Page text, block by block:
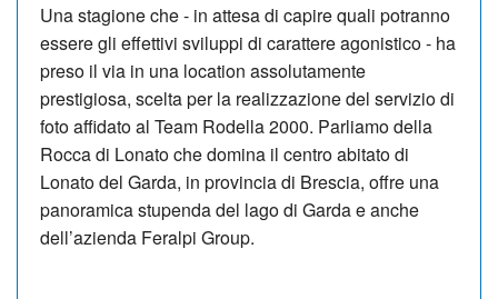
Una stagione che - in attesa di capire quali potranno
essere gli effettivi sviluppi di carattere agonistico - ha
preso il via in una location assolutamente
prestigiosa, scelta per la realizzazione del servizio di
foto affidato al Team Rodella 2000. Parliamo della
Rocca di Lonato che domina il centro abitato di
Lonato del Garda, in provincia di Brescia, offre una
panoramica stupenda del lago di Garda e anche
dell’azienda Feralpi Group.